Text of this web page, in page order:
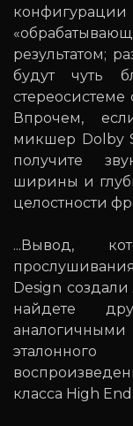
результатом;
будут чуть
Впрочем,
микшер Dolby
получите
ширины и
целостности
...Вывод,
Design
найдете
класса High